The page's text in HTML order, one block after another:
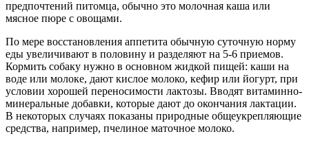
предпочтений питомца, обычно это молочная каша или
мясное пюре с овощами.
По мере восстановления аппетита обычную суточную норму
еды увеличивают в половину и разделяют на 5-6 приемов.
Кормить собаку нужно в основном жидкой пищей: каши на
воде или молоке, дают кислое молоко, кефир или йогурт, при
условии хорошей переносимости лактозы. Вводят витаминно-
минеральные добавки, которые дают до окончания лактации.
В некоторых случаях показаны природные общеукрепляющие
средства, например, пчелиное маточное молоко.